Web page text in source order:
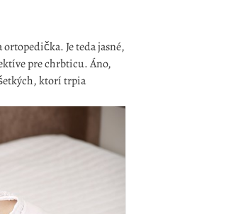
Je teda jasné,
pre chrbticu. Áno,
ktorí trpia